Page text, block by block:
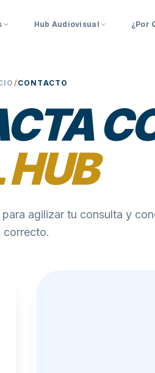
Hub Audiovisual ¿Por
/CONTACTO
HUB
agilizar tu consulta y
correcto.